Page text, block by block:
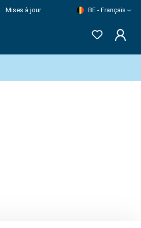
Mises à jour BE - Français